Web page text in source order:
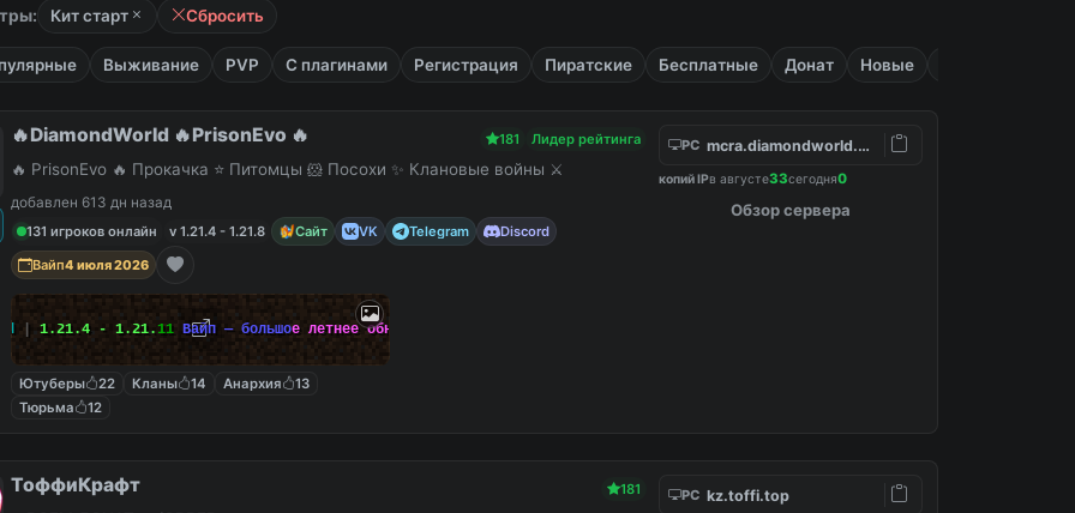
Кит старт Сбросить
Выживание PVP С плагинами Регистрация Пиратские Бесплатные Донат Новые
🔥DiamondWorld 🔥PrisonEvo 🔥 181 Лидер рейтинга
🔥 PrisonEvo 🔥 Прокачка ⭐ Питомцы 🐹 Посохи ✨ Клановые войны ⚔
добавлен 613 дн назад
131 игроков онлайн
v 1.21.4 - 1.21.8 Сайт VK Telegram
Discord
Вайп4 июля 2026
1.21.4 - 1.21.11 Вайп — большое летнее обн
Ютуберы 22 Кланы 14 Анархия
13
Тюрьма
12
PC mcra.diamondworld.pro
копий IPв августе33сегодня0
Обзор сервера
ТоффиКрафт 181 PC kz.toffi.top